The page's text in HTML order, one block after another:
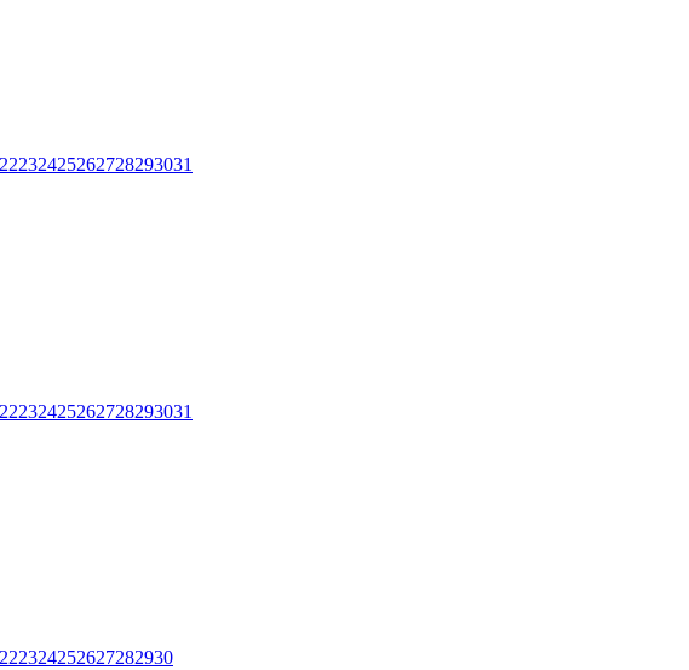
22232425262728293031
22232425262728293031
222324252627282930